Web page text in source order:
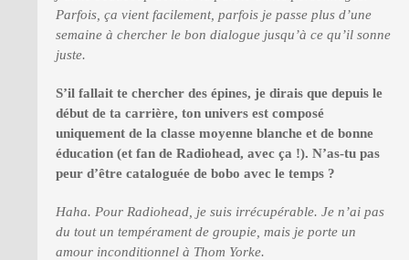
Parfois, ça vient facilement, parfois je passe plus d’une
semaine à chercher le bon dialogue jusqu’à ce qu’il sonne
juste.
S’il fallait te chercher des épines, je dirais que depuis le
début de ta carrière, ton univers est composé
uniquement de la classe moyenne blanche et de bonne
éducation (et fan de Radiohead, avec ça !). N’as-tu pas
peur d’être cataloguée de bobo avec le temps ?
Haha. Pour Radiohead, je suis irrécupérable. Je n’ai pas
du tout un tempérament de groupie, mais je porte un
amour inconditionnel à Thom Yorke.